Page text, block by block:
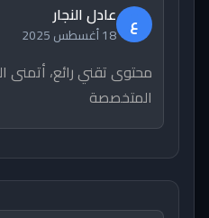
ع عادل النجار
18 أغسطس 2025
محتوى تقني رائع، أتمنى
المتخصصة